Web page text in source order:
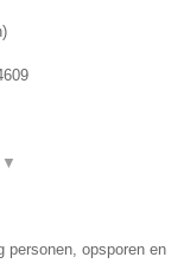
)
▼
personen, opsporen en